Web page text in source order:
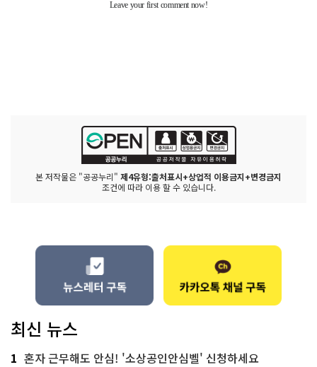
본 저작물은 "공공누리" 제4유형:출처표시+상업적 이용금지+변경금지
조건에 따라 이용 할 수 있습니다.
최신 뉴스
1 혼자 근무해도 안심! '소상공인안심벨' 신청하세요